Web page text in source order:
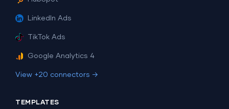
LinkedIn Ads
TikTok Ads
Google Analytics 4
View +20 connectors →
TEMPLATES